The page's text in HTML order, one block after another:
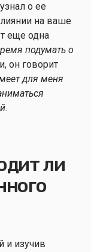
о ее
на ваше
еще одна
подумать о
он говорит
для меня
ли
и изучив